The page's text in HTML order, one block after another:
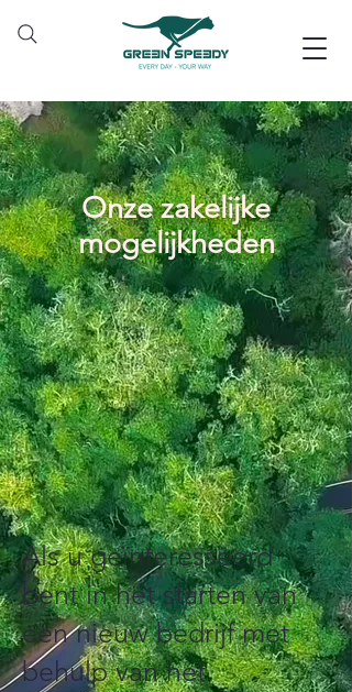
Onze zakelijke
mogelijkheden
Als u geïnteresseerd
bent in het starten van
een nieuw bedrijf met
behulp van het